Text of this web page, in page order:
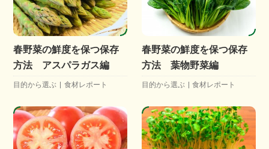
春野菜の鮮度を保つ保存
方法 アスパラガス編
目的から選ぶ 食材レポート
春野菜の鮮度を保つ保存
方法 葉物野菜編
目的から選ぶ 食材レポート